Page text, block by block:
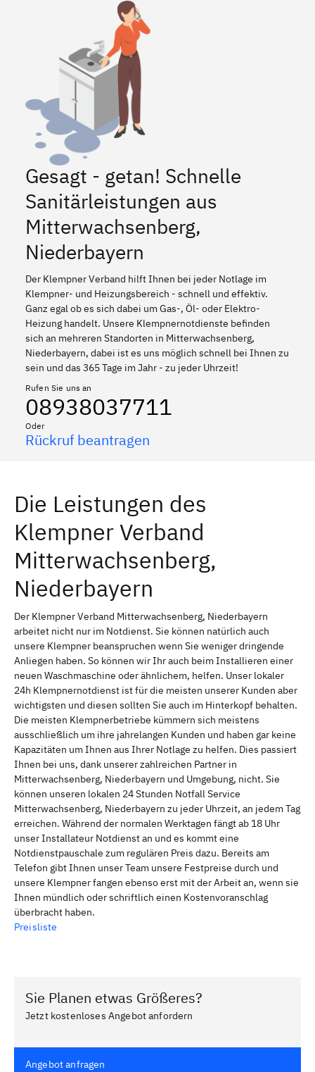
Gesagt - getan! Schnelle
Sanitärleistungen aus
Mitterwachsenberg,
Niederbayern
Der Klempner Verband hilft Ihnen bei jeder Notlage im
Klempner- und Heizungsbereich - schnell und effektiv.
Ganz egal ob es sich dabei um Gas-, Öl- oder Elektro-
Heizung handelt. Unsere Klempnernotdienste befinden
sich an mehreren Standorten in Mitterwachsenberg,
Niederbayern, dabei ist es uns möglich schnell bei Ihnen zu
sein und das 365 Tage im Jahr - zu jeder Uhrzeit!
Rufen Sie uns an
08938037711
Oder
Rückruf beantragen
Die Leistungen des
Klempner Verband
Mitterwachsenberg,
Niederbayern
Der Klempner Verband Mitterwachsenberg, Niederbayern
arbeitet nicht nur im Notdienst. Sie können natürlich auch
unsere Klempner beanspruchen wenn Sie weniger dringende
Anliegen haben. So können wir Ihr auch beim Installieren einer
neuen Waschmaschine oder ähnlichem, helfen. Unser lokaler
24h Klempnernotdienst ist für die meisten unserer Kunden aber
wichtigsten und diesen sollten Sie auch im Hinterkopf behalten.
Die meisten Klempnerbetriebe kümmern sich meistens
ausschließlich um ihre jahrelangen Kunden und haben gar keine
Kapazitäten um Ihnen aus Ihrer Notlage zu helfen. Dies passiert
Ihnen bei uns, dank unserer zahlreichen Partner in
Mitterwachsenberg, Niederbayern und Umgebung, nicht. Sie
können unseren lokalen 24 Stunden Notfall Service
Mitterwachsenberg, Niederbayern zu jeder Uhrzeit, an jedem Tag
erreichen. Während der normalen Werktagen fängt ab 18 Uhr
unser Installateur Notdienst an und es kommt eine
Notdienstpauschale zum regulären Preis dazu. Bereits am
Telefon gibt Ihnen unser Team unsere Festpreise durch und
unsere Klempner fangen ebenso erst mit der Arbeit an, wenn sie
Ihnen mündlich oder schriftlich einen Kostenvoranschlag
überbracht haben.
Preisliste
Sie Planen etwas Größeres?
Jetzt kostenloses Angebot anfordern
Angebot anfragen